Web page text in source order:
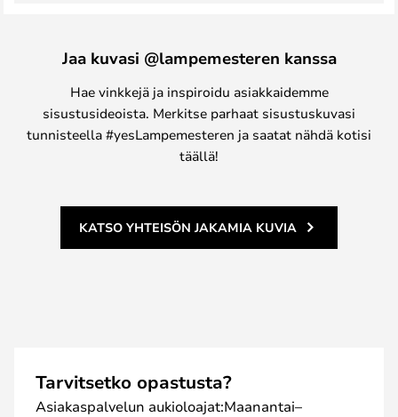
Jaa kuvasi @lampemesteren kanssa
Hae vinkkejä ja inspiroidu asiakkaidemme
sisustusideoista. Merkitse parhaat sisustuskuvasi
tunnisteella #yesLampemesteren ja saatat nähdä kotisi
täällä!
KATSO YHTEISÖN JAKAMIA KUVIA
Tarvitsetko opastusta?
Asiakaspalvelun aukioloajat:Maanantai–